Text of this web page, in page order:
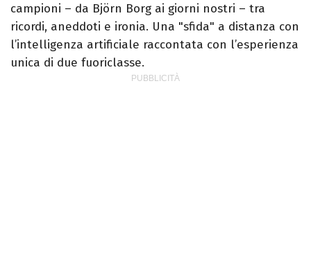
campioni – da Björn Borg ai giorni nostri – tra
ricordi, aneddoti e ironia. Una "sfida" a distanza con
l’intelligenza artificiale raccontata con l’esperienza
unica di due fuoriclasse.